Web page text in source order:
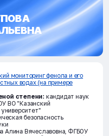
мониторинг фенола и его
водах (на примере
степени: кандидат наук
ВО "Казанский
безопасность
Алина Вячеславовна, ФГБОУ